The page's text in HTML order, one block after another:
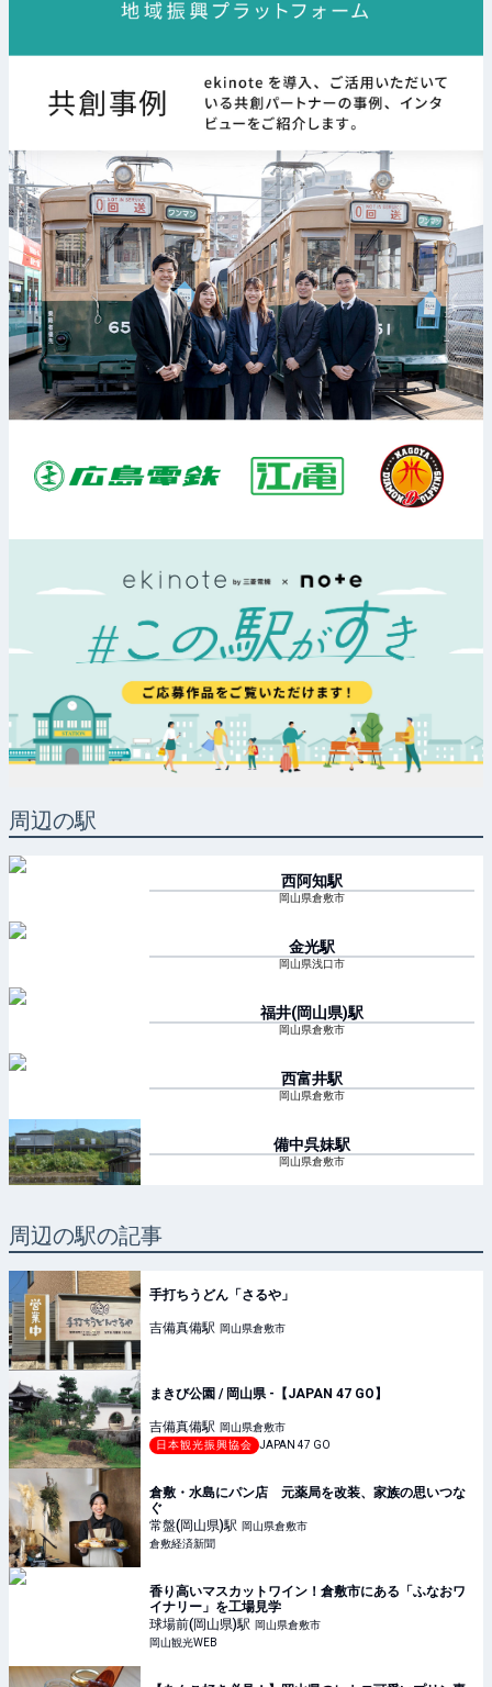
周辺の駅
西阿知駅
岡山県倉敷市
金光駅
岡山県浅口市
福井(岡山県)駅
岡山県倉敷市
西富井駅
岡山県倉敷市
備中呉妹駅
岡山県倉敷市
周辺の駅の記事
手打ちうどん「さるや」
吉備真備駅 岡山県倉敷市
まきび公園 / 岡山県 -【JAPAN 47 GO】
吉備真備駅 岡山県倉敷市
日本観光振興協会
JAPAN 47 GO
倉敷・水島にパン店 元薬局を改装、家族の思いつな
ぐ
常盤(岡山県)駅 岡山県倉敷市
倉敷経済新聞
香り高いマスカットワイン！倉敷市にある「ふなおワ
イナリー」を工場見学
球場前(岡山県)駅 岡山県倉敷市
岡山観光WEB